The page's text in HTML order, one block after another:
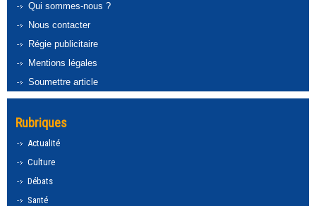
Qui sommes-nous ?
Nous contacter
Régie publicitaire
Mentions légales
Soumettre article
Rubriques
Actualité
Culture
Débats
Santé